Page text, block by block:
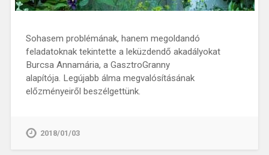
Sohasem problémának, hanem megoldandó
feladatoknak tekintette a leküzdendő akadályokat
Burcsa Annamária, a GasztroGranny
alapítója. Legújabb álma megvalósításának
előzményeiről beszélgettünk.
2018/01/03